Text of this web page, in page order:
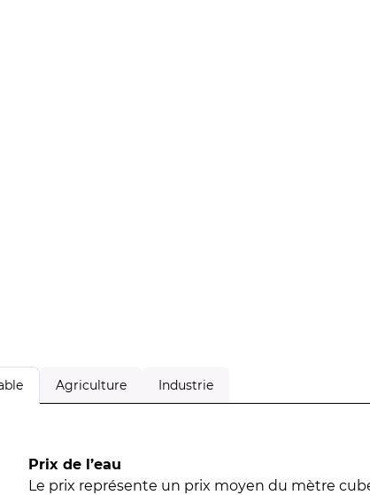
Agriculture Industrie
Prix de l’eau
Le prix représente un prix moyen du mètre